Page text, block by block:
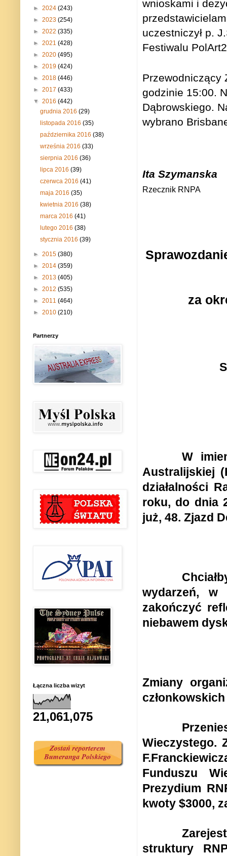
wnioskami i
uczestniczył p.
Festiwalu
Przewodniczący
godzinie 15:00.
Dąbrowskiego.
wybrano
Ita Szymanska
Rzecznik RNPA
za
W
Australijskiej
działalności
roku, do dnia
już, 48. Zjazd
wydarzeń, w
zakończyć
niebawem
Zmiany
członkowskich
Wieczystego.
Funduszu
Prezydium
kwoty $3000,
struktury
► 2024 (243)
► 2023 (254)
► 2022 (335)
► 2021 (428)
► 2020 (495)
► 2019 (424)
► 2018 (446)
► 2017 (433)
▼ 2016 (442)
grudnia 2016(29)
listopada 2016(35)
października 2016(38)
września 2016(33)
sierpnia 2016(36)
lipca 2016(39)
czerwca 2016(41)
maja 2016(35)
kwietnia 2016(38)
marca 2016(41)
lutego 2016(38)
stycznia 2016(39)
► 2015 (380)
► 2014 (359)
► 2013 (405)
► 2012 (535)
► 2011 (464)
► 2010 (210)
Partnerzy
Łączna liczba wizyt
21,061,075